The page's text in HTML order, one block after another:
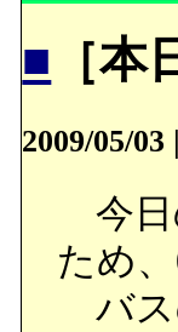
■ ［本
2009/05/03 |
今日
ため
バス